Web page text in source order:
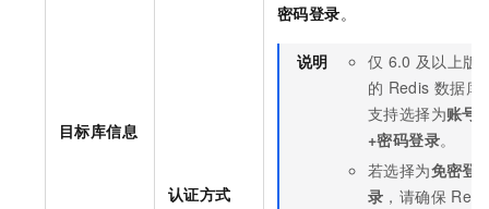
目标库信息
认证方式
密码登录。
说明 仅 6.0 及以上版
的 Redis 数据库
支持选择为账号
+密码登录。
若选择为免密登
录 ，请确保